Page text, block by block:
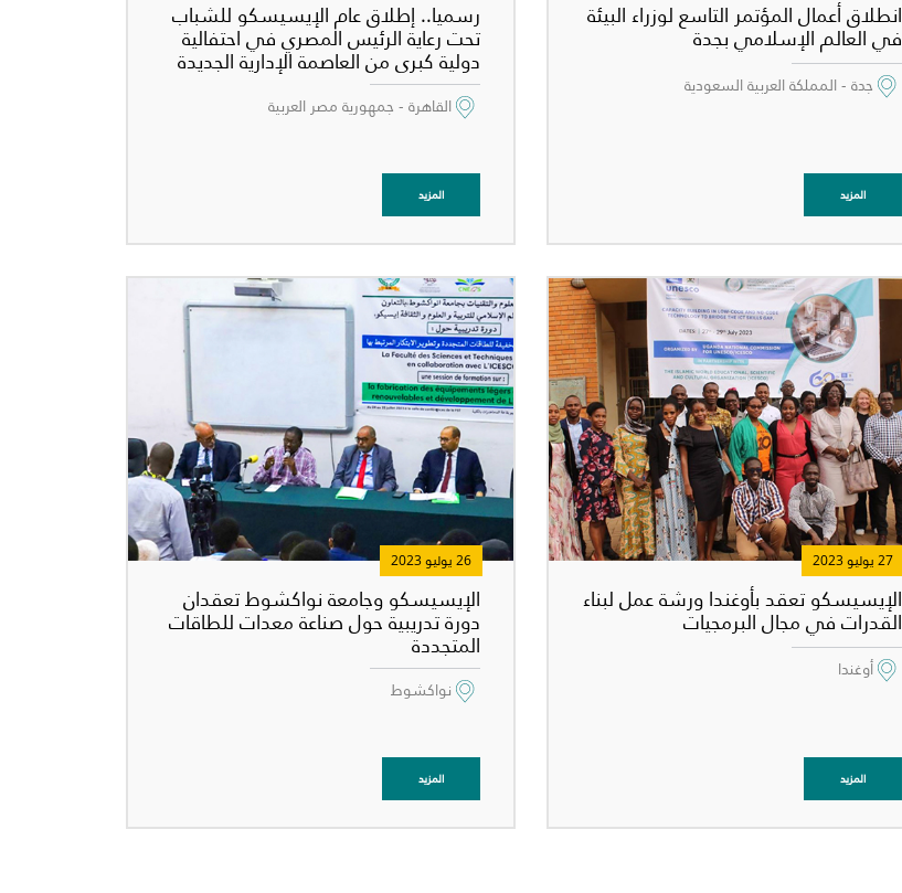
راض لأقصى درجة
انطلاق أعمال المؤتمر التاسع لوزراء البيئة
في العالم الإسلامي بجدة
جدة - المملكة العربية السعودية
المزيد
رسميا.. إطلاق عام الإيسيسكو للشباب
تحت رعاية الرئيس المصري في احتفالية
دولية كبرى من العاصمة الإدارية الجديدة
القاهرة - جمهورية مصر العربية
المزيد
27 يوليو 2023
الإيسيسكو تعقد بأوغندا ورشة عمل لبناء
القدرات في مجال البرمجيات
أوغندا
المزيد
26 يوليو 2023
الإيسيسكو وجامعة نواكشوط تعقدان
دورة تدريبية حول صناعة معدات للطاقات
المتجددة
نواكشوط
المزيد